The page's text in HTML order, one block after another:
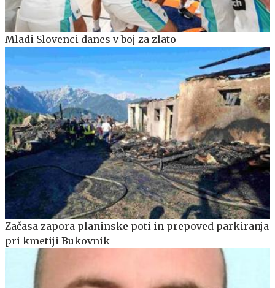
Mladi Slovenci danes v boj za zlato
Začasa zapora planinske poti in prepoved parkiranja
pri kmetiji Bukovnik